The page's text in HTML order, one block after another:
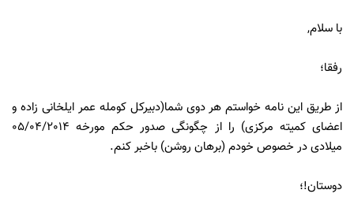
با سلام,
رفقا؛
از طریق این نامه خواستم هر دوی شما(دبیرکل کومله عمر ایلخانی زاده و
اعضای کمیته مرکزی) را از چگونگی صدور حکم مورخه 05/04/2014
میلادی در خصوص خودم (برهان روشن) باخبر کنم.
دوستان!؛